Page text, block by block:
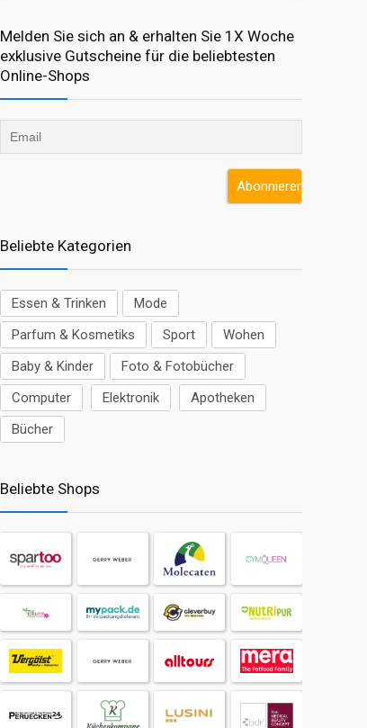
Melden Sie sich an & erhalten Sie 1X Woche
exklusive Gutscheine für die beliebtesten
Online-Shops​
Beliebte Kategorien
Essen & Trinken
Mode
Parfum & Kosmetiks
Sport
Wohen
Baby & Kinder
Foto & Fotobücher
Computer
Elektronik
Apotheken
Bücher
Beliebte Shops